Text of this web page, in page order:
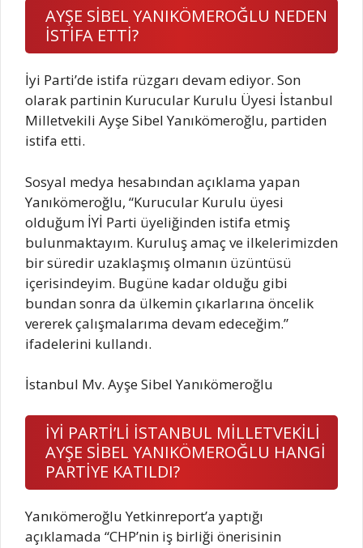
AYŞE SİBEL YANIKÖMEROĞLU NEDEN
İSTİFA ETTİ?
İyi Parti’de istifa rüzgarı devam ediyor. Son
olarak partinin Kurucular Kurulu Üyesi İstanbul
Milletvekili Ayşe Sibel Yanıkömeroğlu, partiden
istifa etti.
Sosyal medya hesabından açıklama yapan
Yanıkömeroğlu, “Kurucular Kurulu üyesi
olduğum İYİ Parti üyeliğinden istifa etmiş
bulunmaktayım. Kuruluş amaç ve ilkelerimizden
bir süredir uzaklaşmış olmanın üzüntüsü
içerisindeyim. Bugüne kadar olduğu gibi
bundan sonra da ülkemin çıkarlarına öncelik
vererek çalışmalarıma devam edeceğim.”
ifadelerini kullandı.
İstanbul Mv. Ayşe Sibel Yanıkömeroğlu
İYİ PARTİ’Lİ İSTANBUL MİLLETVEKİLİ
AYŞE SİBEL YANIKÖMEROĞLU HANGİ
PARTİYE KATILDI?
Yanıkömeroğlu Yetkinreport’a yaptığı
açıklamada “CHP’nin iş birliği önerisinin